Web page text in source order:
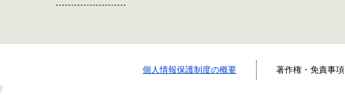
個人情報保護制度の概要 著作権・免責事項